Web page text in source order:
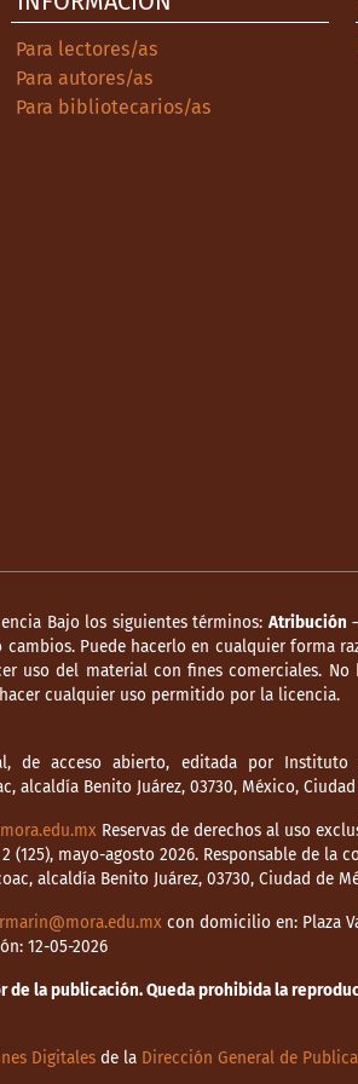
Para lectores/as
Para autores/as
Para bibliotecarios/as
Bajo los siguientes términos: Atribución
Puede hacerlo en cualquier forma
uso del material con fines comerciales.
cualquier uso permitido por la licencia.
de acceso abierto, editada por Instituto
alcaldía Benito Juárez, 03730, México,
Reservas de derechos al uso
(125), mayo-agosto 2026. Responsable de la
alcaldía Benito Juárez, 03730, Ciudad de
con domicilio en: Plaza
12-05-2026
la publicación. Queda prohibida la
Digitales de la Dirección General de